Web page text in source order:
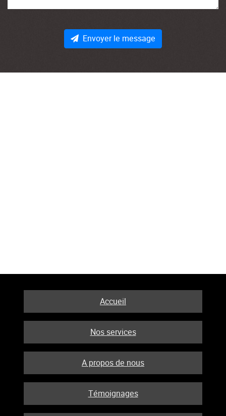
Envoyer le message
Accueil
Nos services
A propos de nous
Témoignages